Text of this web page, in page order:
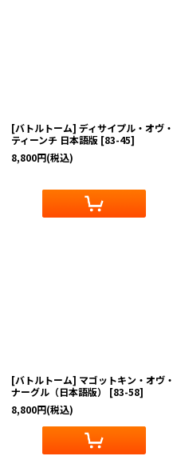
[バトルトーム] ディサイプル・オヴ・
ティーンチ 日本語版 [83-45]
8,800円(税込)
[バトルトーム] マゴットキン・オヴ・
ナーグル（日本語版）
[83-58]
8,800円(税込)